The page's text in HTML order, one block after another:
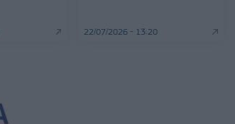
22/07/2026 - 13:20